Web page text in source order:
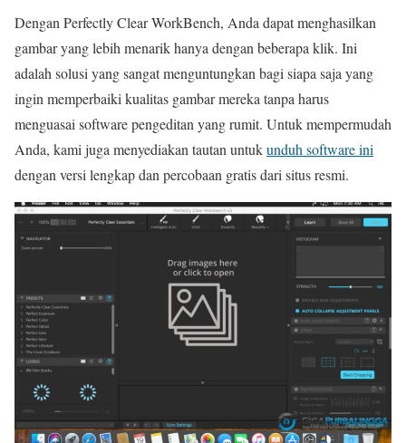
Dengan Perfectly Clear WorkBench, Anda dapat menghasilkan
gambar yang lebih menarik hanya dengan beberapa klik. Ini
adalah solusi yang sangat menguntungkan bagi siapa saja yang
ingin memperbaiki kualitas gambar mereka tanpa harus
menguasai software pengeditan yang rumit. Untuk mempermudah
Anda, kami juga menyediakan tautan untukunduh software ini
dengan versi lengkap dan percobaan gratis dari situs resmi.